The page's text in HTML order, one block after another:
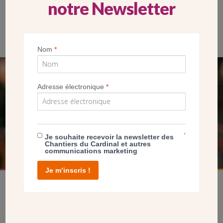
NOUS PERMET D’AGIR
FAIRE UN DON
notre Newsletter
Nom*
Adresse électronique*
Je souhaite recevoir la newsletter des
Chantiers du Cardinal et autres
communications marketing
*
Je m’inscris !